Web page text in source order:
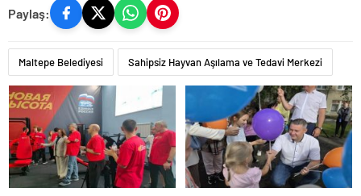
Paylaş:
Maltepe Belediyesi Sahipsiz Hayvan Aşılama ve Tedavi Merkezi